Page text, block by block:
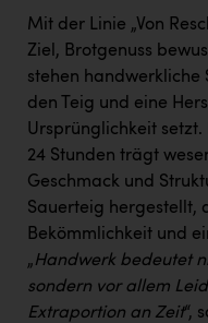
Resch&Frisch
RUBBLE MASTER
Ruderclub Wels
SCRI - Salzburg
SCHMACHTL GmbH
Schwingshandl -
Seher + Partner
Smurfit Westrock
Mit der Linie „Von
Ziel, Brotgenuss
stehen handwerkliche
den Teig und eine
Ursprünglichkeit setzt.
24 Stunden trägt
Geschmack und
Sauerteig hergestellt,
Bekömmlichkeit und
„Handwerk bedeutet
sondern vor allem
Extraportion an Zeit“,